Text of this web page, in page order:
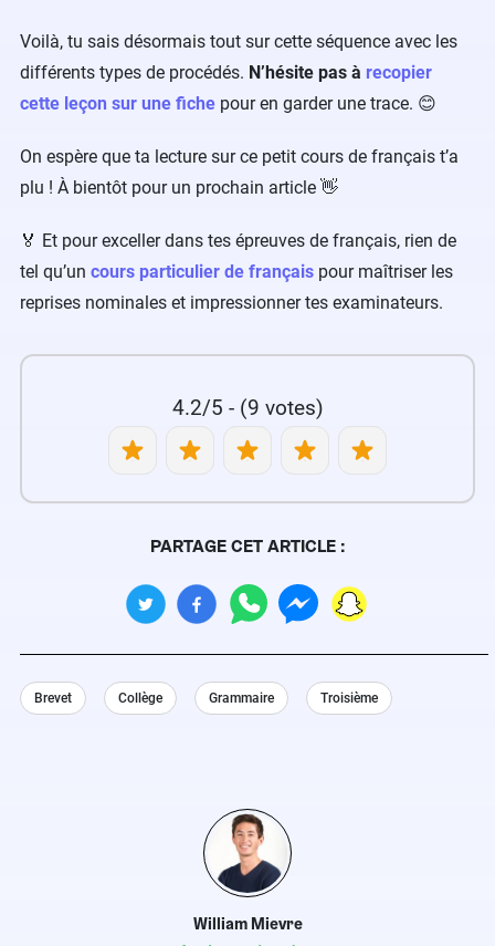
Voilà, tu sais désormais tout sur cette séquence avec les
différents types de procédés. N’hésite pas à recopier
cette leçon sur une fiche pour en garder une trace. 😊
On espère que ta lecture sur ce petit cours de français t’a
plu ! À bientôt pour un prochain article 👋
🏅 Et pour exceller dans tes épreuves de français, rien de
tel qu’un cours particulier de français pour maîtriser les
reprises nominales et impressionner tes examinateurs.
4.2/5 - (9 votes)
William Mievre
PARTAGE CET ARTICLE :
Brevet Collège Grammaire Troisième